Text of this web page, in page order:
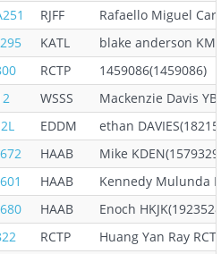
RJFF
Rafaello Miguel
KATL
blake anderson
RCTP
1459086(1459086)
WSSS
Mackenzie Davis
EDDM
ethan
HAAB
Mike
HAAB
Kennedy Mulunda
HAAB
Enoch
RCTP
Huang Yan Ray